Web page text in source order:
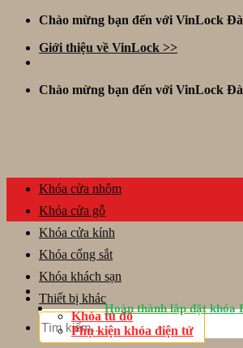
Skip
content
Chào mừng bạn đến với VinLock
Giới thiệu về VinLock >>
Chào mừng bạn đến với VinLock
Tìm
kiếm:
Khóa cửa nhôm
Khóa cửa gỗ
Khóa cửa kính
Khóa cổng sắt
Khóa khách sạn
Thiết bị khác
Khóa tủ đồ
Phụ kiện khóa điện tử
Hoàn thành lắp đặt khóa